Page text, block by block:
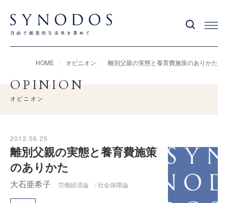
HOME オピニオン 離別父親の実態と養育費施策のありかた
OPINION
オピニオン
2012.06.25
離別父親の実態と養育費施策
のありかた
大石亜希子 労働経済論 / 社会保障論